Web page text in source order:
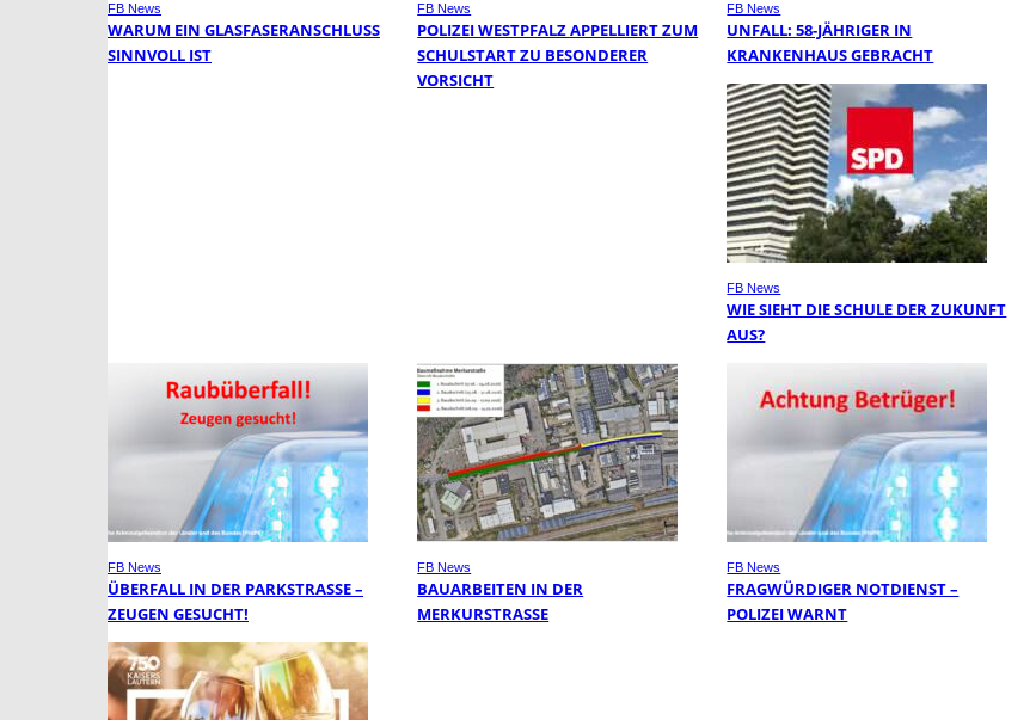
FB News
WARUM EIN GLASFASERANSCHLUSS
SINNVOLL IST
FB News
POLIZEI WESTPFALZ APPELLIERT ZUM
SCHULSTART ZU BESONDERER
VORSICHT
FB News
UNFALL: 58-JÄHRIGER IN
KRANKENHAUS GEBRACHT
FB News
WIE SIEHT DIE SCHULE DER ZUKUNFT
AUS?
FB News
ÜBERFALL IN DER PARKSTRASSE – Z
EUGEN GESUCHT!
FB News
BAUARBEITEN IN DER
MERKURSTRASSE
FB News
FRAGWÜRDIGER NOTDIENST –
POLIZEI WARNT